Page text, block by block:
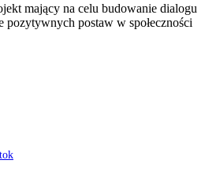
mający na celu budowanie dialogu
pozytywnych postaw w społeczności